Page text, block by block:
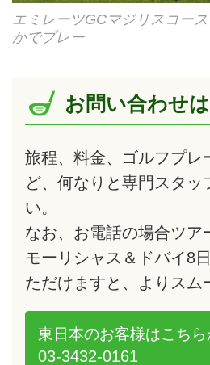
エミレーツGCマジリスコー
かでプレー
お問い合わせ
旅程、料金、ゴルフプレ
ど、何なりと専門スタッ
い。
なお、お電話の場合ツア
モーリシャス＆ドバイ8
ただけますと、よりスム
東日本のお客様はこちら
03-3432-0161